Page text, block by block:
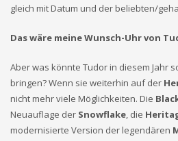
gleich mit Datum und der beliebten/
Das wäre meine Wunsch-Uhr von
Aber was könnte Tudor in diesem Jahr
bringen? Wenn sie weiterhin auf der
nicht mehr viele Möglichkeiten. Die
Neuauflage der Snowflake , die
modernisierte Version der legendären